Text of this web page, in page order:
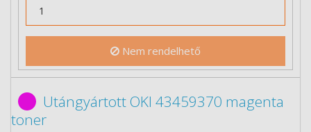
Nem rendelhető
Utángyártott OKI 43459370 magenta
toner